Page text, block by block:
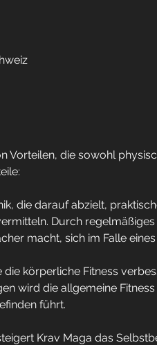
Vorteilen, die sowohl
die darauf abzielt,
Durch
macht, sich im Falle
körperliche Fitness
wird die allgemeine
führt.
Krav Maga das